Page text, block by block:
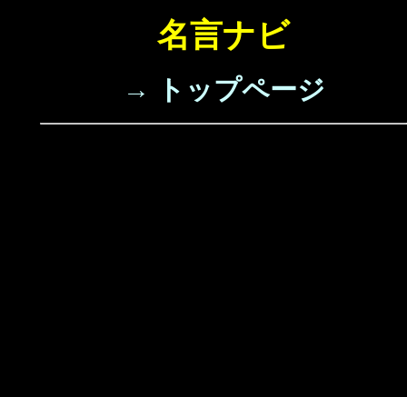
名言ナビ
→ トップページ